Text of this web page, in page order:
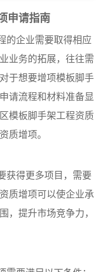
申请指南
的企业需要取得相应
业务的拓展，往往需
于想要增项模板脚手
请流程和材料准备显
模板脚手架工程资质
质增项。
获得更多项目，需要
质增项可以使企业承
，提升市场竞争力，